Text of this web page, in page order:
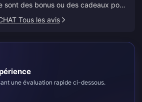
sont des bonus ou des cadeaux pour
Tous les avis
une évaluation rapide ci-dessous.